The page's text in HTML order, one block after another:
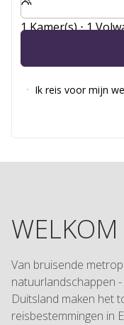
1 Kamer(s) ⋅ 1
Ik reis voor mijn
Van bruisende
natuurlandschappen
Duitsland maken het
reisbestemmingen in